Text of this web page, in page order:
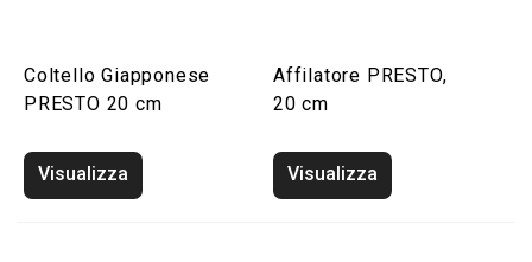
Coltello Giapponese
PRESTO 20 cm
Visualizza
Affilatore PRESTO,
20 cm
Visualizza